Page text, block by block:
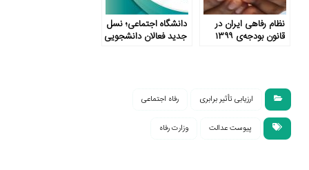
نظام رفاهی ایران در
قانون بودجه‌ی ۱۳۹۹
دانشگاه اجتماعی؛ نسل
جدید فعالان دانشجویی
ارزیابی تأثیر برابری رفاه اجتماعی
پیوست عدالت وزارت رفاه